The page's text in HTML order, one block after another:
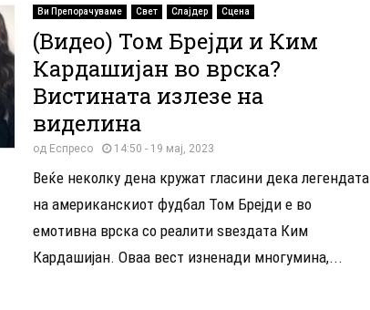
Ви Препорачуваме Свет Слајдер Сцена
(Видео) Том Брејди и Ким
Кардашијан во врска?
Вистината излезе на
виделина
од Еспресо 14:50 - 19 мај, 2023
Веќе неколку дена кружат гласини дека легендата
на американскиот фудбал Том Брејди е во
емотивна врска со реалити ѕвездата Ким
Кардашијан. Оваа вест изненади многумина,...